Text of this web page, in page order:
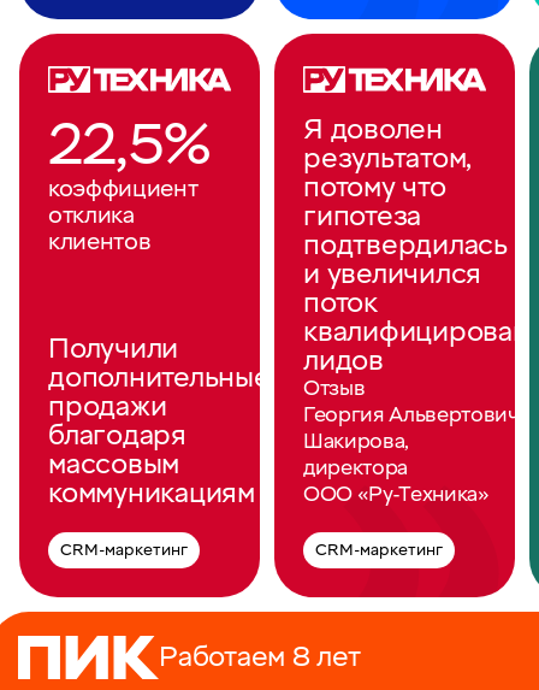
22,5%
коэффициент
отклика
клиентов
Получили
дополнительные
продажи
благодаря
массовым
коммуникациям
CRM-маркетинг
Я доволен
результатом,
потому что
гипотеза
подтвердилась
и увеличился
поток
лидов
Отзыв
Георгия Альвертовича
Шакирова,
директора
ООО «Ру‑Техника»
CRM-маркетинг
Работаем 8 лет